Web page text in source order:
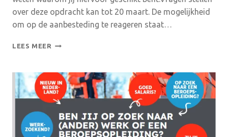
over deze opdracht kan tot 20 maart. De mogelijkheid
om op de aanbesteding te reageren staat…
LEES MEER LEADER
COÖRDINATOR
2024-
2028
(AANBESTEDING)